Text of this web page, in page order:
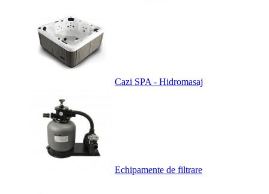
Cazi SPA - Hidromasaj
Echipamente de filtrare